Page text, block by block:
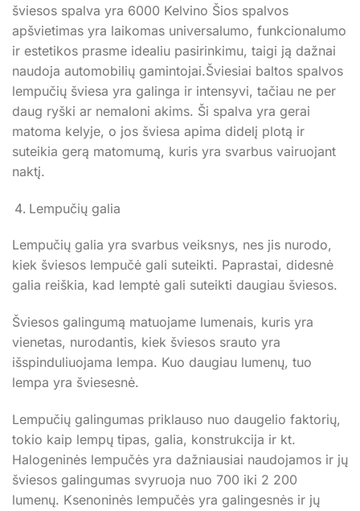
šviesos spalva yra 6000 Kelvino Šios spalvos
apšvietimas yra laikomas universalumo, funkcionalumo
ir estetikos prasme idealiu pasirinkimu, taigi ją dažnai
naudoja automobilių gamintojai.Šviesiai baltos spalvos
lempučių šviesa yra galinga ir intensyvi, tačiau ne per
daug ryški ar nemaloni akims. Ši spalva yra gerai
matoma kelyje, o jos šviesa apima didelį plotą ir
suteikia gerą matomumą, kuris yra svarbus vairuojant
naktį.
Lempučių galia
Lempučių galia yra svarbus veiksnys, nes jis nurodo,
kiek šviesos lempučė gali suteikti. Paprastai, didesnė
galia reiškia, kad lemptė gali suteikti daugiau šviesos.
Šviesos galingumą matuojame lumenais, kuris yra
vienetas, nurodantis, kiek šviesos srauto yra
išspinduliuojama lempa. Kuo daugiau lumenų, tuo
lempa yra šviesesnė.
Lempučių galingumas priklauso nuo daugelio faktorių,
tokio kaip lempų tipas, galia, konstrukcija ir kt.
Halogeninės lempučės yra dažniausiai naudojamos ir jų
šviesos galingumas svyruoja nuo 700 iki 2 200
lumenų. Ksenoninės lempučės yra galingesnės ir jų